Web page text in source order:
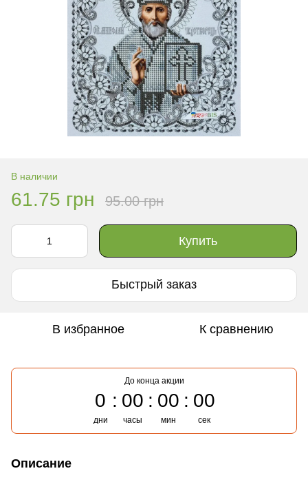
В наличии
61.75 грн 95.00 грн
Купить
Быстрый заказ
В избранное К сравнению
До конца акции
0
дни
00
часы
00
мин
00
сек
Описание